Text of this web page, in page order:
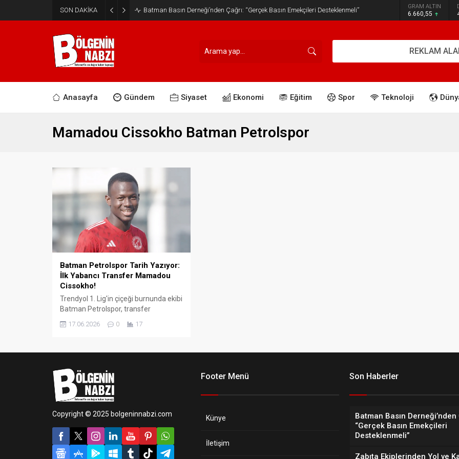
SON DAKİKA Batman Basın Derneği’nden Çağrı: “Gerçek Basın Emekçileri Desteklenmeli” GRAM ALTIN
6.660,55
REKLAM
Anasayfa Gündem Siyaset Ekonomi Eğitim Spor Teknoloji
Mamadou Cissokho Batman Petrolspor
Batman Petrolspor Tarih Yazıyor:
İlk Yabancı Transfer Mamadou
Cissokho!
Trendyol 1. Lig'in çiçeği burnunda ekibi
Batman Petrolspor, transfer
attı. Kırmızı-beyazlılar, kulüp tarihinin
bağladı.
17.06.2026 0 17
Copyright © 2025 bolgeninnabzi.com
Footer Menü
Künye
İletişim
Son Haberler
Batman Basın Derneği’nden
“Gerçek Basın Emekçileri
Desteklenmeli”
Zabıta Ekiplerinden Yol ve